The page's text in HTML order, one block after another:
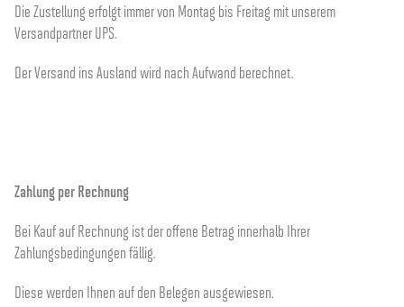
Die Zustellung erfolgt immer von Montag bis Freitag mit unserem
Versandpartner UPS.
Der Versand ins Ausland wird nach Aufwand berechnet.
Zahlung per Rechnung
Bei Kauf auf Rechnung ist der offene Betrag innerhalb Ihrer
Zahlungsbedingungen fällig.
Diese werden Ihnen auf den Belegen ausgewiesen.